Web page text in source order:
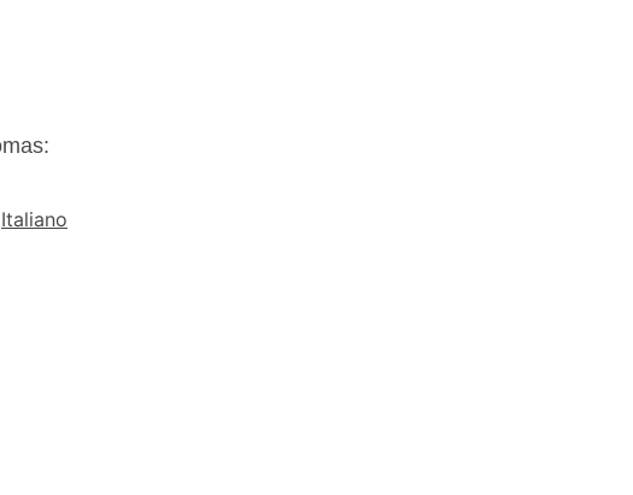
Italiano